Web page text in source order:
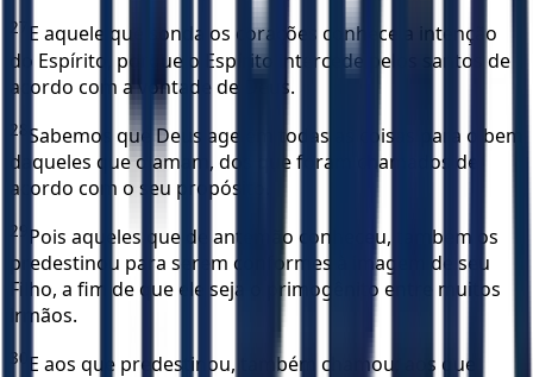
27 E aquele que sonda os corações conhece a intenção
do Espírito, porque o Espírito intercede pelos santos de
acordo com a vontade de Deus.
28 Sabemos que Deus age em todas as coisas para o bem
daqueles que o amam, dos que foram chamados de
acordo com o seu propósito.
29 Pois aqueles que de antemão conheceu, também os
predestinou para serem conformes à imagem de seu
Filho, a fim de que ele seja o primogênito entre muitos
irmãos.
30 E aos que predestinou, também chamou; aos que